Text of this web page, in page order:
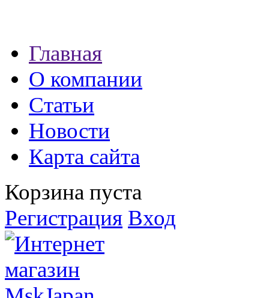
экспресс займы
Главная
О компании
Статьи
Новости
Карта сайта
Корзина пуста
Регистрация Вход